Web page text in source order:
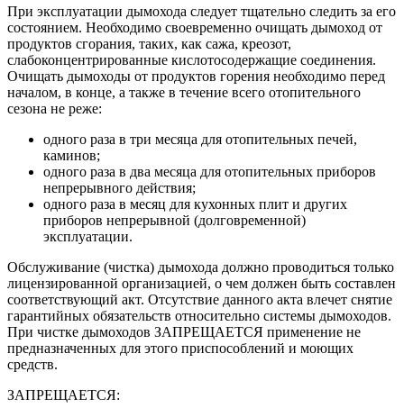
При эксплуатации дымохода следует тщательно следить за его
состоянием. Необходимо своевременно очищать дымоход от
продуктов сгорания, таких, как сажа, креозот,
слабоконцентрированные кислотосодержащие соединения.
Очищать дымоходы от продуктов горения необходимо перед
началом, в конце, а также в течение всего отопительного
сезона не реже:
одного раза в три месяца для отопительных печей,
каминов;
одного раза в два месяца для отопительных приборов
непрерывного действия;
одного раза в месяц для кухонных плит и других
приборов непрерывной (долговременной)
эксплуатации.
Обслуживание (чистка) дымохода должно проводиться только
лицензированной организацией, о чем должен быть составлен
соответствующий акт. Отсутствие данного акта влечет снятие
гарантийных обязательств относительно системы дымоходов.
При чистке дымоходов ЗАПРЕЩАЕТСЯ применение не
предназначенных для этого приспособлений и моющих
средств.
ЗАПРЕЩАЕТСЯ: